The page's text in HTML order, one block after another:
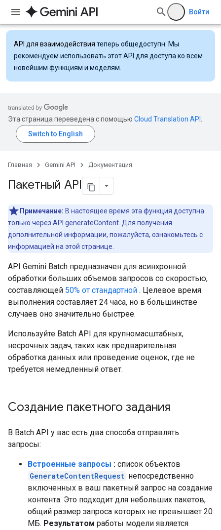
Войти
API для взаимодействия теперь общедоступн. Мы
рекомендуем использовать этот API для доступа ко всем
новейшим функциям и моделям.
Эта страница переведена с помощью Cloud Translation API
Главная Gemini API Документация
Пакетный API
Примечание: В настоящее время эта функция доступна
только через API generateContent. Для получения
дополнительной информации, пожалуйста, ознакомьтесь с
информацией на этой странице.
API Gemini Batch предназначен для асинхронной
обработки больших объемов запросов со скоростью,
составляющей 50% от стандартной . Целевое время
выполнения составляет 24 часа, но в большинстве
случаев оно значительно быстрее.
Используйте Batch API для крупномасштабных,
несрочных задач, таких как предварительная
обработка данных или проведение оценок, где не
требуется немедленный ответ.
Создание пакетного задания
В Batch API у вас есть два способа отправлять
запросы:
Встроенные запросы : список объектов
GenerateContentRequest непосредственно
включенных в ваш пакетный запрос на создание
контента. Это подходит для небольших пакетов,
общий размер запроса которых не превышает 20
МБ. Результатом работы модели является